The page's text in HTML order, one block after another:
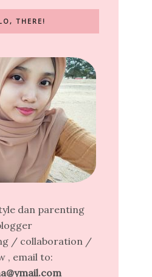
THERE!
dan parenting
/ collaboration /
, email to: